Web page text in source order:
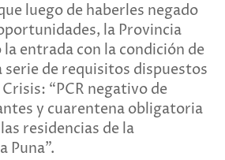
luego de haberles negado
la Provincia
entrada con la condición de
serie de requisitos dispuestos
“PCR negativo de
y cuarentena obligatoria
residencias de la
Puna”.